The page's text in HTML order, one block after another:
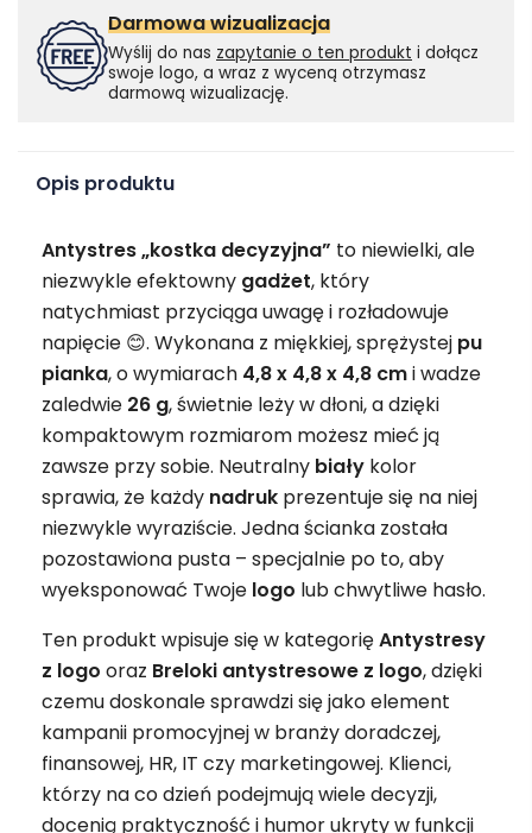
Darmowa wizualizacja
Wyślij do nas zapytanie o ten produkt i dołącz
swoje logo, a wraz z wyceną otrzymasz
darmową wizualizację.
Opis produktu
Antystres „kostka decyzyjna” to niewielki, ale
niezwykle efektowny gadżet, który
natychmiast przyciąga uwagę i rozładowuje
napięcie 😊. Wykonana z miękkiej, sprężystej pu
pianka, o wymiarach 4,8 x 4,8 x 4,8 cmi wadze
zaledwie 26 g, świetnie leży w dłoni, a dzięki
kompaktowym rozmiarom możesz mieć ją
zawsze przy sobie. Neutralny biały kolor
sprawia, że każdy nadruk prezentuje się na niej
niezwykle wyraziście. Jedna ścianka została
pozostawiona pusta – specjalnie po to, aby
wyeksponować Twoje logo lub chwytliwe hasło.
Ten produkt wpisuje się w kategorięAntystresy
z logo oraz Breloki antystresowe z logo, dzięki
czemu doskonale sprawdzi się jako element
kampanii promocyjnej w branży doradczej,
finansowej, HR, IT czy marketingowej. Klienci,
którzy na co dzień podejmują wiele decyzji,
docenią praktyczność i humor ukryty w funkcji